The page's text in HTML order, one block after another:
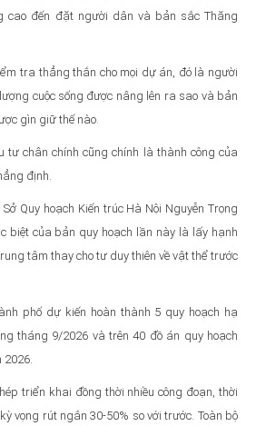
cao đến đặt người dân và bản sắc Thăng
tra thẳng thắn cho mọi dự án, đó là người
cuộc sống được nâng lên ra sao và bản
gìn giữ thế nào.
tư chân chính cũng chính là thành công của
định.
Quy hoạch Kiến trúc Hà Nội Nguyễn Trọng
biệt của bản quy hoạch lần này là lấy hạnh
tâm thay cho tư duy thiên về vật thể trước
phố dự kiến hoàn thành 5 quy hoạch hạ
tháng 9/2026 và trên 40 đồ án quy hoạch
triển khai đồng thời nhiều công đoạn, thời
vọng rút ngắn 30-50% so với trước. Toàn bộ